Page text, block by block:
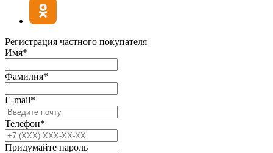
Регистрация частного покупателя
Имя*
Фамилия*
E-mail*
Телефон*
Придумайте пароль